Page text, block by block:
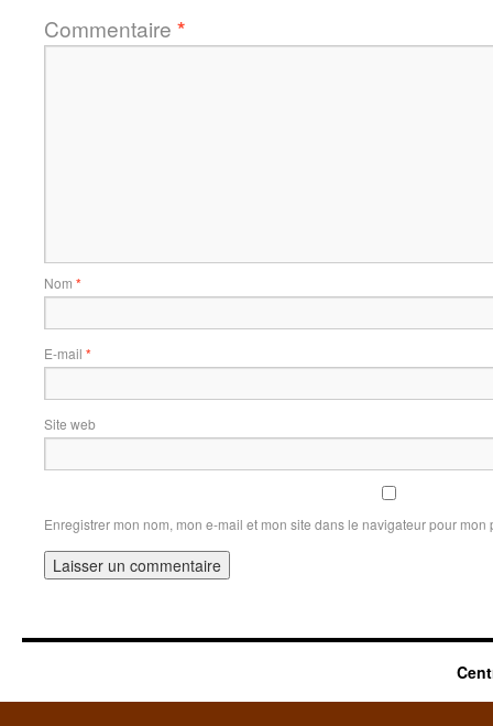
Commentaire *
Nom *
E-mail *
Site web
Enregistrer mon nom, mon e-mail et mon site dans le navigateur pour